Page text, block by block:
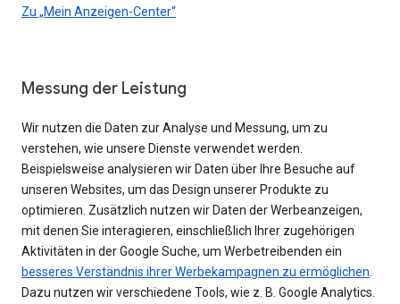
Zu „Mein Anzeigen-Center“
Messung der Leistung
Wir nutzen die Daten zur Analyse und Messung, um zu
verstehen, wie unsere Dienste verwendet werden.
Beispielsweise analysieren wir Daten über Ihre Besuche auf
unseren Websites, um das Design unserer Produkte zu
optimieren. Zusätzlich nutzen wir Daten der Werbeanzeigen,
mit denen Sie interagieren, einschließlich Ihrer zugehörigen
Aktivitäten in der Google Suche, um Werbetreibenden ein
besseres Verständnis ihrer Werbekampagnen zu ermöglichen
Dazu nutzen wir verschiedene Tools, wie z. B. Google Analytics.